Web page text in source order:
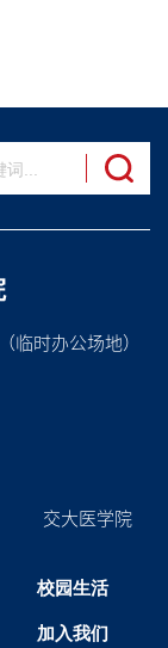
临时办公场地）
交大医学院
校园生活
加入我们